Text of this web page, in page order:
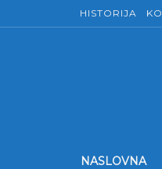
HISTORIJA
NASLOVNA